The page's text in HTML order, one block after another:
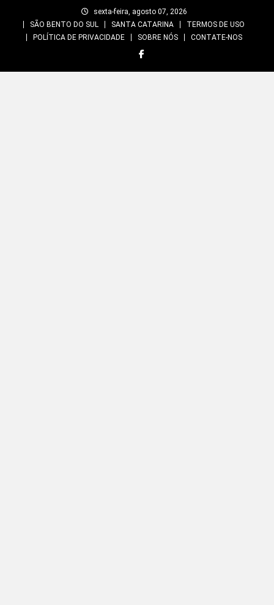
sexta-feira, agosto 07, 2026
SÃO BENTO DO SUL
SANTA CATARINA
TERMOS DE USO
POLÍTICA DE PRIVACIDADE
SOBRE NÓS CONTATE-NOS